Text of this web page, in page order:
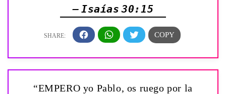
— Isaías 30:15
“EMPERO yo Pablo, os ruego por la